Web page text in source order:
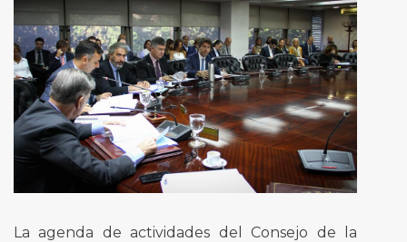
La agenda de actividades del Consejo de la